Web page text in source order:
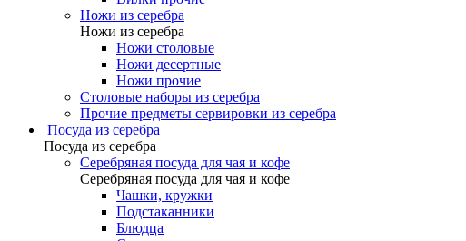
Ножи из серебра
Ножи из серебра
Ножи столовые
Ножи десертные
Ножи прочие
Столовые наборы из серебра
Прочие предметы сервировки из серебра
Посуда из серебра
Посуда из серебра
Серебряная посуда для чая и кофе
Серебряная посуда для чая и кофе
Чашки, кружки
Подстаканники
Блюдца